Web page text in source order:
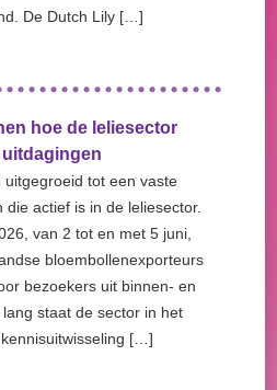
De Dutch Lily […]
hoe de leliesector
uitgegroeid tot een vaste
actief is in de leliesector.
van 2 tot en met 5 juni,
bloembollenexporteurs
bezoekers uit binnen- en
staat de sector in het
[…]